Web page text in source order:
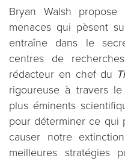
Bryan Walsh
menaces qui pèsent
entraîne dans le
centres de
rédacteur en chef du
rigoureuse à travers
plus éminents
pour déterminer ce qui
causer notre
meilleures stratégies